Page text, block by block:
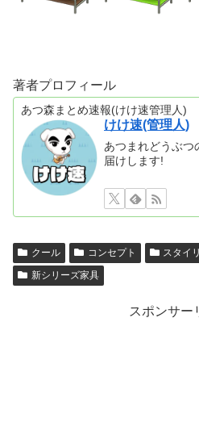
著者プロフィール
あつ森まとめ速報(けけ速管理人)
けけ速(管理人)
あつまれどうぶつ
届けします!
クール コンセプト スタイ
新シリーズ家具
スポンサー